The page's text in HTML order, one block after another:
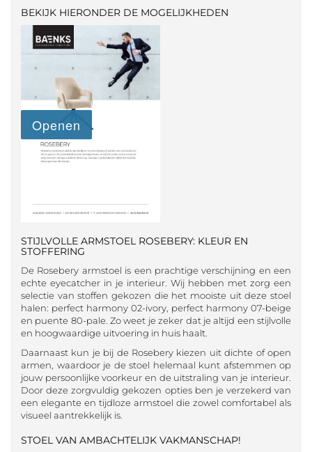
BEKIJK HIERONDER DE MOGELIJKHEDEN
STIJLVOLLE ARMSTOEL ROSEBERY: KLEUR EN
STOFFERING
De Rosebery armstoel is een prachtige verschijning en een
echte eyecatcher in je interieur. Wij hebben met zorg een
selectie van stoffen gekozen die het mooiste uit deze stoel
halen: perfect harmony 02-ivory, perfect harmony 07-beige
en puente 80-pale. Zo weet je zeker dat je altijd een stijlvolle
en hoogwaardige uitvoering in huis haalt.
Daarnaast kun je bij de Rosebery kiezen uit dichte of open
armen, waardoor je de stoel helemaal kunt afstemmen op
jouw persoonlijke voorkeur en de uitstraling van je interieur.
Door deze zorgvuldig gekozen opties ben je verzekerd van
een elegante en tijdloze armstoel die zowel comfortabel als
visueel aantrekkelijk is.
STOEL VAN AMBACHTELIJK VAKMANSCHAP!